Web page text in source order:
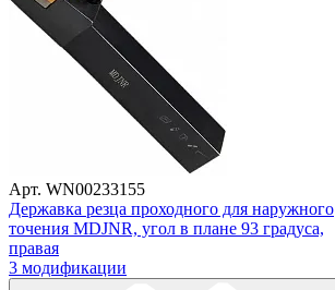
Арт. WN00233155
Державка резца проходного для наружного
точения MDJNR, угол в плане 93 градуса,
правая
3 модификации